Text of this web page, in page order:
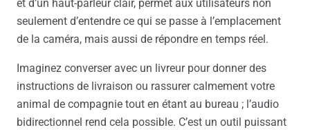
et d’un haut-parleur clair, permet aux utilisateurs non
seulement d’entendre ce qui se passe à l’emplacement
de la caméra, mais aussi de répondre en temps réel.
Imaginez converser avec un livreur pour donner des
instructions de livraison ou rassurer calmement votre
animal de compagnie tout en étant au bureau ; l’audio
bidirectionnel rend cela possible. C’est un outil puissant